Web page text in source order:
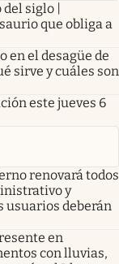
siglo |
que obliga a
en el desagüe de
sirve y cuáles son
este jueves 6
renovará todos
y
usuarios deberán
en
con lluvias,